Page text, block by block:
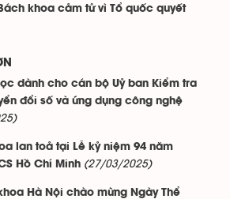
khoa cảm tử vì Tổ quốc quyết
dành cho cán bộ Uỷ ban Kiểm tra
đổi số và ứng dụng công nghệ
lan toả tại Lễ kỷ niệm 94 năm
Hồ Chí Minh (27/03/2025)
Hà Nội chào mừng Ngày Thể